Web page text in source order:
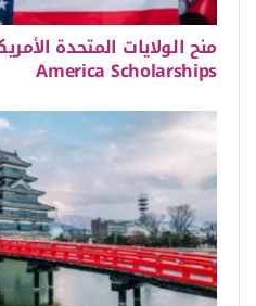
America Scholarships